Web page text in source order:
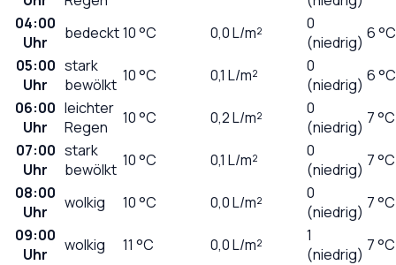
04:00
Uhr
bedeckt10°C 0,0L/m²
0
(niedrig) 6 °C
05:00
Uhr
stark
bewölkt 10°C 0,1 L/m²
0
(niedrig) 6 °C
06:00
Uhr
leichter
Regen
10°C 0,2L/m²
0
(niedrig) 7 °C
07:00
Uhr
stark
bewölkt 10°C 0,1 L/m²
0
(niedrig) 7 °C
08:00
Uhr
wolkig 10°C 0,0L/m²
0
(niedrig) 7 °C
09:00
Uhr
wolkig 11 °C 0,0L/m²
1
(niedrig) 7 °C